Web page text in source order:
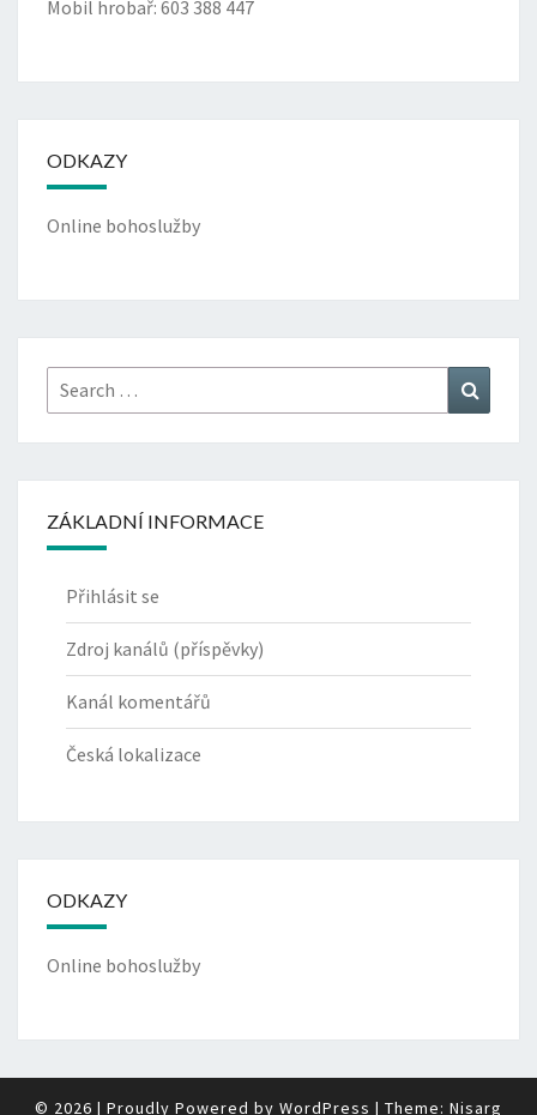
Mobil hrobař: 603 388 447
ODKAZY
Online bohoslužby
Search
for:
ZÁKLADNÍ INFORMACE
Přihlásit se
Zdroj kanálů (příspěvky)
Kanál komentářů
Česká lokalizace
ODKAZY
Online bohoslužby
© 2026 | Proudly Powered by WordPress | Theme: Nisarg